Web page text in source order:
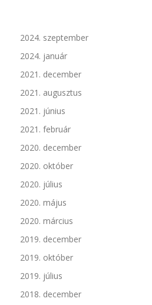
2024. szeptember
2024. január
2021. december
2021. augusztus
2021. június
2021. február
2020. december
2020. október
2020. július
2020. május
2020. március
2019. december
2019. október
2019. július
2018. december